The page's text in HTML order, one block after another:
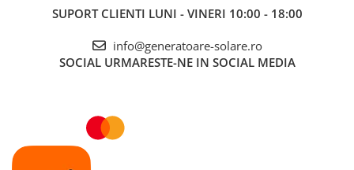
SUPORT CLIENTI LUNI - VINERI 10:00 - 18:00
info@generatoare-solare.ro
SOCIAL URMARESTE-NE IN SOCIAL MEDIA